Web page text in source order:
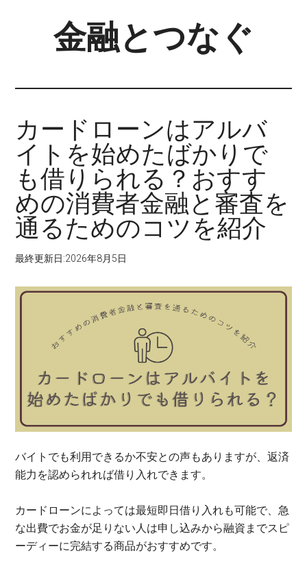
金融とつなぐ
カードローンはアルバ
イトを始めたばかりで
も借りられる？おすす
めの消費者金融と審査を
通るためのコツを紹介
最終更新日:2026年8月5日
バイトでも利用できるか不安との声もありますが、返済
能力を認められれば借り入れできます。
カードローンによっては最短即日借り入れも可能で、急
な出費でお金が足りない人は申し込みから融資までスピ
ーディーに完結する商品がおすすめです。